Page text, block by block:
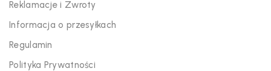
Reklamacje i Zwroty
Informacja o przesyłkach
Regulamin
Polityka Prywatności